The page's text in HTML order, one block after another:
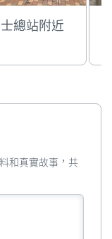
總站附近
和真實故事，共